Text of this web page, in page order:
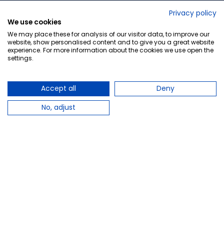
Privacy policy
We use cookies
We may place these for analysis of our visitor data, to improve our
website, show personalised content and to give you a great website
experience. For more information about the cookies we use open the
settings.
Accept all
Deny
No, adjust